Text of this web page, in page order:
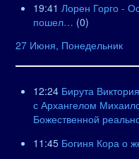
19:41 Лорен Горго -
пошел… (0)
27 Июня, Понедельник
12:24 Бирута
с Архангелом
Божественной
11:45 Богиня Кора о